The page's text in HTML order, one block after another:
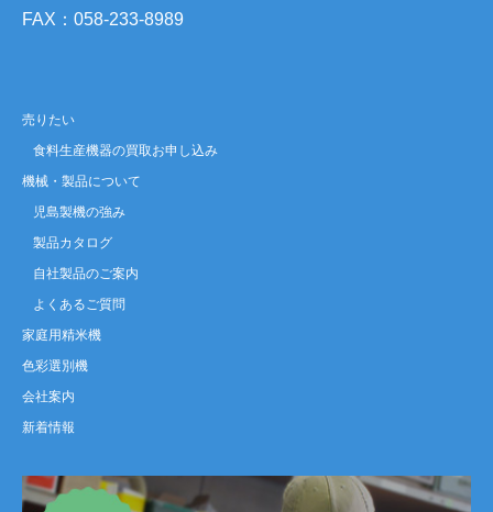
FAX：058-233-8989
売りたい
食料生産機器の買取お申し込み
機械・製品について
児島製機の強み
製品カタログ
自社製品のご案内
よくあるご質問
家庭用精米機
色彩選別機
会社案内
新着情報